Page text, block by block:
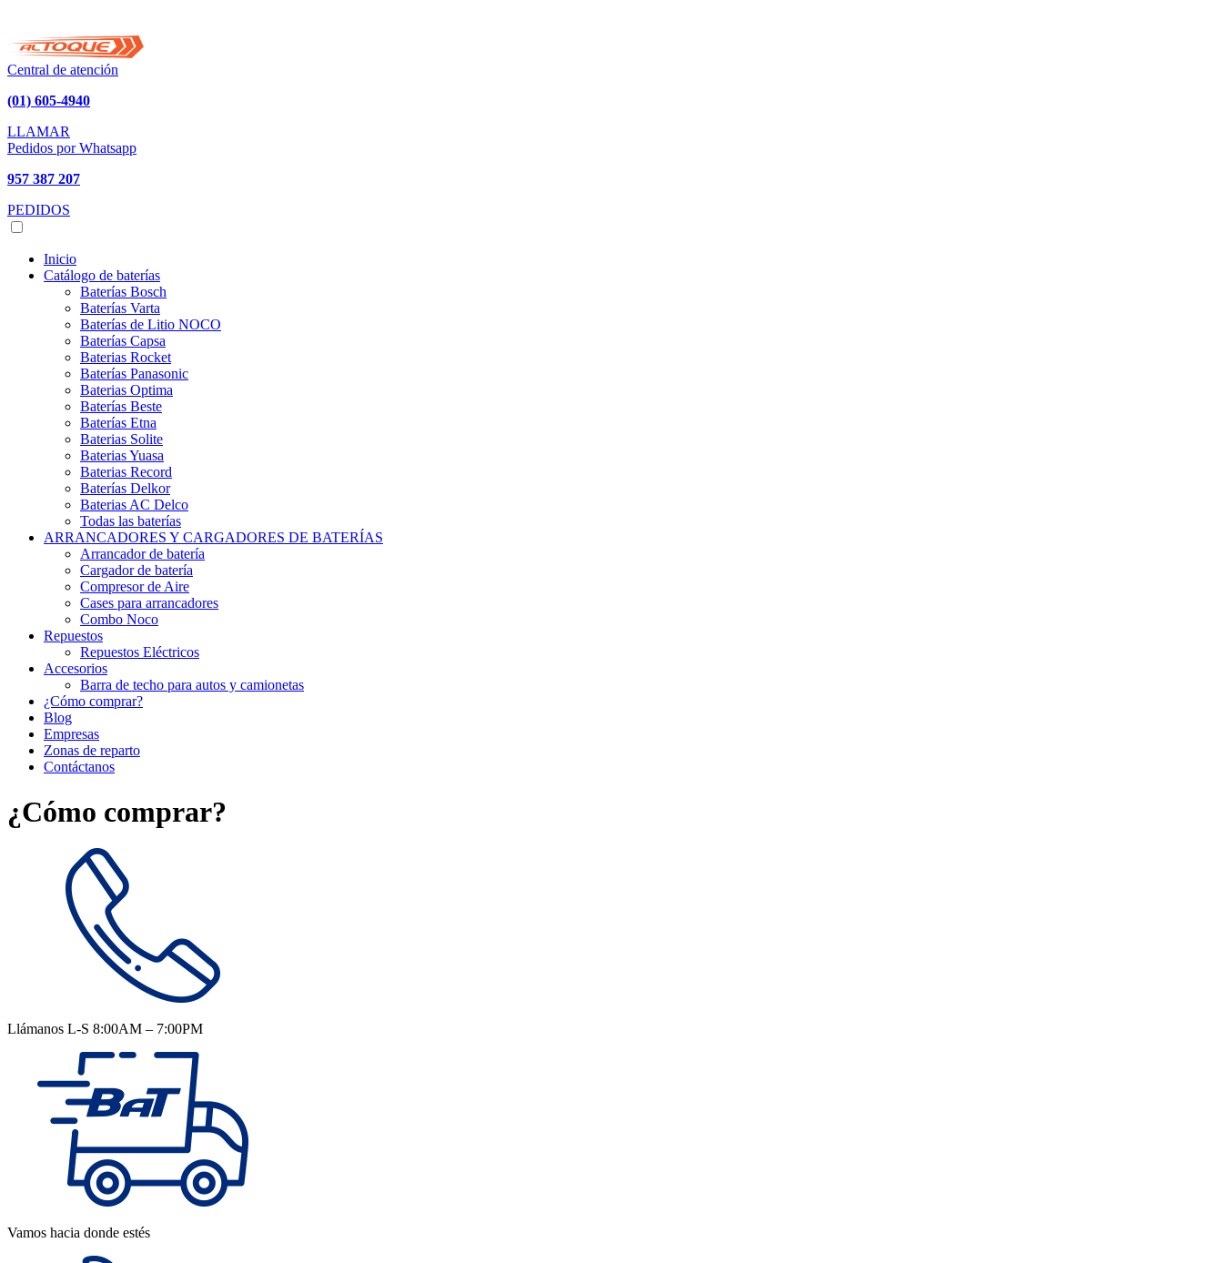
Central de atención
(01) 605-4940
LLAMAR
Pedidos por Whatsapp
957 387 207
PEDIDOS
Inicio
Catálogo de baterías
Baterías Bosch
Baterías Varta
Baterías de Litio NOCO
Baterías Capsa
Baterias Rocket
Baterías Panasonic
Baterias Optima
Baterías Beste
Baterías Etna
Baterias Solite
Baterias Yuasa
Baterias Record
Baterías Delkor
Baterias AC Delco
Todas las baterías
ARRANCADORES Y CARGADORES DE BATERÍAS
Arrancador de batería
Cargador de batería
Compresor de Aire
Cases para arrancadores
Combo Noco
Repuestos
Repuestos Eléctricos
Accesorios
Barra de techo para autos y camionetas
¿Cómo comprar?
Blog
Empresas
Zonas de reparto
Contáctanos
¿Cómo comprar?
Llámanos L-S 8:00AM – 7:00PM
Vamos hacia donde estés